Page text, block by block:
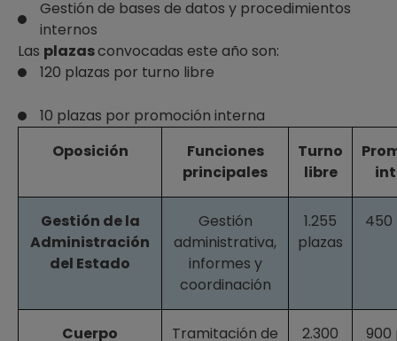
Gestión de bases de datos y procedimientos
internos
Las plazasconvocadas este año son:
120 plazas por turno libre
10 plazas por promoción interna
Oposición
Funciones
principales
Turno
libre
Gestión de la
Administración
del Estado
Gestión
administrativa,
informes y
coordinación
1.255
plazas
450
Cuerpo
Tramitación de
2.300
900